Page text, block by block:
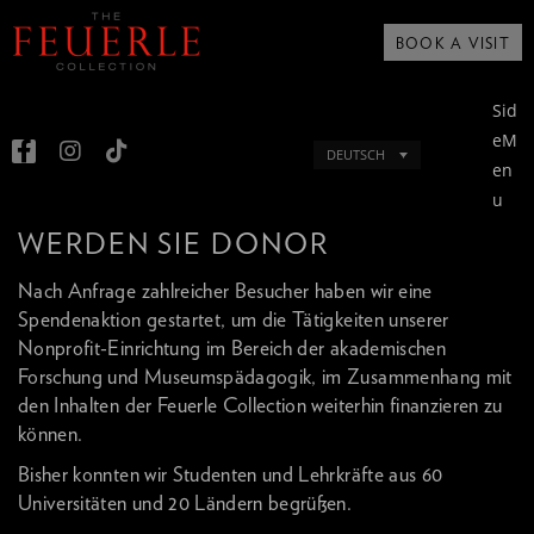
BOOK A VISIT
DEUTSCH
Sid
eM
en
u
WERDEN SIE DONOR
Nach Anfrage zahlreicher Besucher haben wir eine
Spendenaktion gestartet, um die Tätigkeiten unserer
Nonprofit-Einrichtung im Bereich der akademischen
Forschung und Museumspädagogik, im Zusammenhang mit
den Inhalten der Feuerle Collection weiterhin finanzieren zu
können.
Bisher konnten wir Studenten und Lehrkräfte aus 60
Universitäten und 20 Ländern begrüßen.